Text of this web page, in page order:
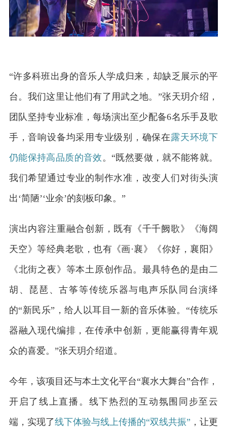
“许多科班出身的音乐人学成归来，却缺乏展示的平
台。我们这里让他们有了用武之地。”张天玥介绍，
团队坚持专业标准，每场演出至少配备6名乐手及歌
手，音响设备均采用专业级别，确保在露天环境下
仍能保持高品质的音效 。“既然要做，就不能将就。
我们希望通过专业的制作水准，改变人们对街头演
出‘简陋’‘业余’的刻板印象。”
演出内容注重融合创新，既有《千千阙歌》《海阔
天空》等经典老歌，也有《画·襄》《你好，襄阳》
《北街之夜》等本土原创作品。最具特色的是由二
胡、琵琶、古筝等传统乐器与电声乐队同台演绎
的“新民乐”，给人以耳目一新的音乐体验。“传统乐
器融入现代编排，在传承中创新，更能赢得青年观
众的喜爱。”张天玥介绍道。
今年，该项目还与本土文化平台“襄水大舞台”合作，
开启了线上直播。线下热烈的互动氛围同步至云
端，实现了线下体验与线上传播的“双线共振” ，让更